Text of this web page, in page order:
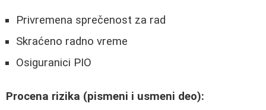
Privremena sprečenost za rad
Skraćeno radno vreme
Osiguranici PIO
Procena rizika (pismeni i usmeni deo):